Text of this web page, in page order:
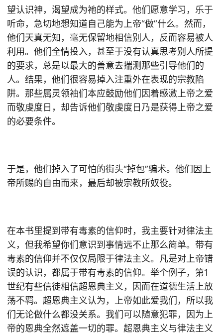
望认识神，渴望成为祂的样式。他们愿意学习，乐于
听命，急切地想知道自己能为上帝“做”什么。然而，
他们天真无知，毫无保留地相信别人，反而容易被人
利用。他们全情投入，甚至于没有认真思考别人所提
的要求，总是以最大的善意去揣测那些引导他们的
人。结果，他们很容易掉入注重外在表现的宗教陷
阱。那些属灵领袖们本应鼓励他们因着感激上帝之爱
而敬虔度日，却告诉他们敬虔度日乃是获得上帝之爱
的必要条件。
于是，他们掉入了可怕的街头“掉包”骗术。他们因上
帝所赐的自由而来，最后却被宗教所奴役。
在本书里提到带有毒素的信仰时，我主要针对律法主
义，但我希望你们意识到事情远不止那么简单。带有
毒素的信仰并不仅仅局限于律法主义。凡是对上帝错
误的认识，都属于带有毒素的信仰。举个例子，第1
世纪有些信徒相信超恩典主义，因而在道德生活上放
荡不羁。超恩典主义认为，上帝如此爱我们，所以我
们无论做什么都没关系。我们可以随意犯罪，因为上
帝的恩典全然遮盖一切的罪。超恩典主义与律法主义